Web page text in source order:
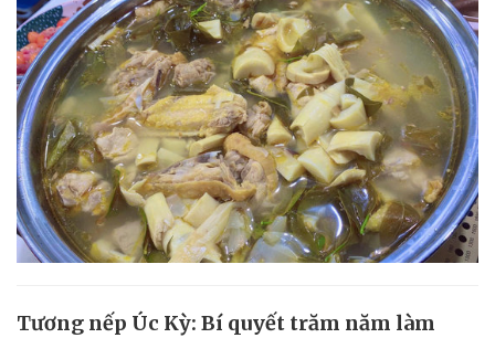
Tương nếp Úc Kỳ: Bí quyết trăm năm làm